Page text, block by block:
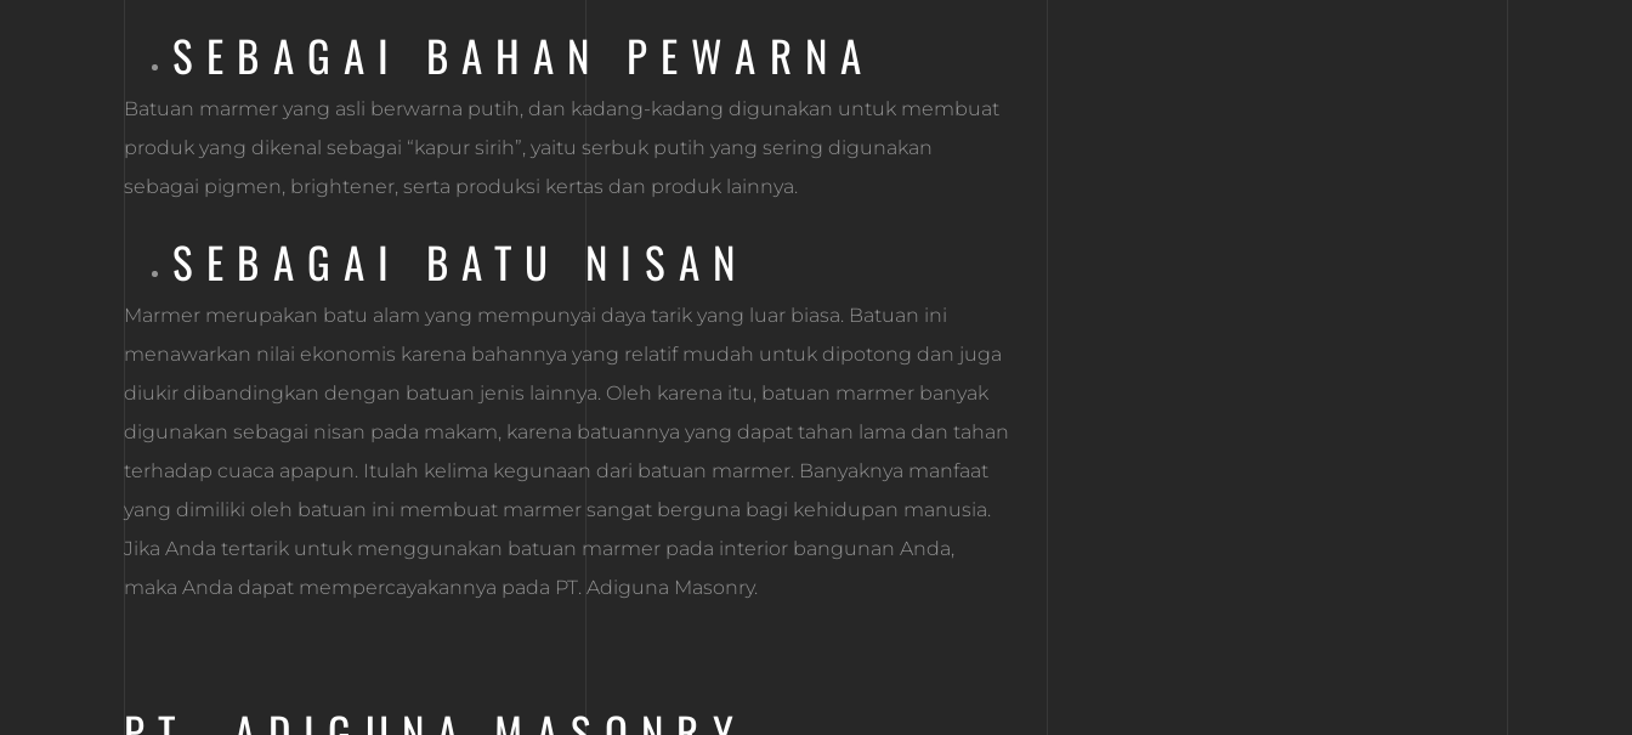
SEBAGAI BAHAN PEWARNA
Batuan marmer yang asli berwarna putih, dan kadang-kadang digunakan untuk membuat
produk yang dikenal sebagai “kapur sirih”, yaitu serbuk putih yang sering digunakan
sebagai pigmen, brightener, serta produksi kertas dan produk lainnya.
SEBAGAI BATU NISAN
Marmer merupakan batu alam yang mempunyai daya tarik yang luar biasa. Batuan ini
menawarkan nilai ekonomis karena bahannya yang relatif mudah untuk dipotong dan juga
diukir dibandingkan dengan batuan jenis lainnya. Oleh karena itu, batuan marmer banyak
digunakan sebagai nisan pada makam, karena batuannya yang dapat tahan lama dan tahan
terhadap cuaca apapun. Itulah kelima kegunaan dari batuan marmer. Banyaknya manfaat
yang dimiliki oleh batuan ini membuat marmer sangat berguna bagi kehidupan manusia.
Jika Anda tertarik untuk menggunakan batuan marmer pada interior bangunan Anda,
maka Anda dapat mempercayakannya pada PT. Adiguna Masonry.